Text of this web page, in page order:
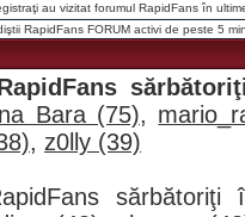
au vizitat forumul RapidFans în
RapidFans FORUM activi de peste 5
Bara (75),
, z0lly (39)